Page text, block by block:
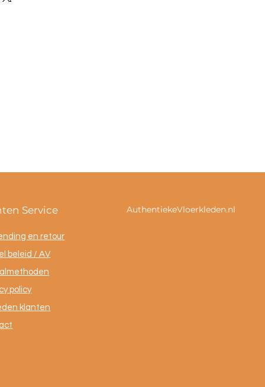
Service
en retour
beleid / AV
policy
klanten
AuthentiekeVloerkleden.nl